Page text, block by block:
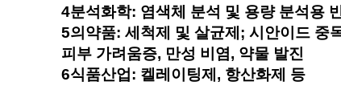
4분석화학: 염색체 분석 및 용량 분석용
5의약품: 세척제 및 살균제; 시안이드 중
피부 가려움증, 만성 비염, 약물 발진
6식품산업: 켈레이팅제, 항산화제 등